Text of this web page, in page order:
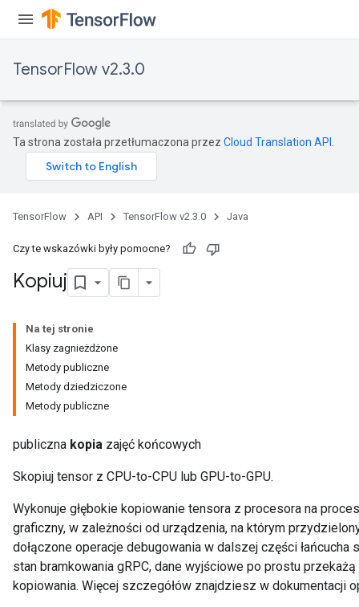
TensorFlow v2.3.0
Ta strona została przetłumaczona przez Cloud Translation API
TensorFlow API TensorFlow v2.3.0 Java
Czy te wskazówki były pomocne?
Kopiuj
Na tej stronie
Klasy zagnieżdżone
Metody publiczne
Metody dziedziczone
Metody publiczne
publiczna kopia zajęć końcowych
Skopiuj tensor z CPU-to-CPU lub GPU-to-GPU.
Wykonuje głębokie kopiowanie tensora z procesora na
graficzny, w zależności od urządzenia, na którym
dołączone operacje debugowania w dalszej części
stan bramkowania gRPC, dane wyjściowe po prostu
kopiowania. Więcej szczegółów znajdziesz w dokumentacji